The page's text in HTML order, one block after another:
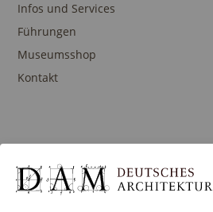
Infos und Services
Führungen
Museumsshop
Kontakt
Ausstellungen
Veranstaltungen